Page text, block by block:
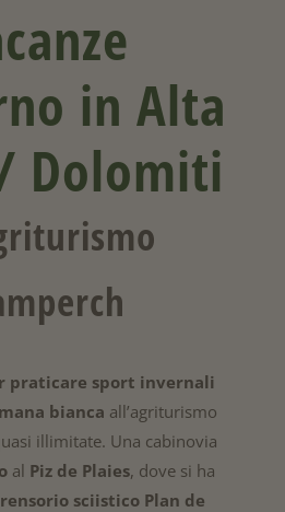
in Alta
Dolomiti
praticare sport invernali
bianca all’agriturismo
illimitate. Una cabinovia
al Piz de Plaies, dove si ha
sciistico Plan de